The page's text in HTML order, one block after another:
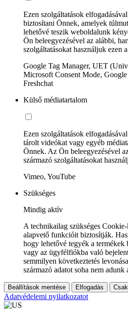
Ezen szolgáltatások
biztosítani Önnek, amelyek
lehetővé teszik weboldalunk
Ön beleegyezésével az alábbi,
szolgáltatásokat használjuk ezen
Google Tag Manager, UET
Microsoft Consent Mode,
Freshchat
Külső médiatartalom
Ezen szolgáltatások
tárolt videókat vagy egyéb
Önnek. Az Ön beleegyezésével
származó szolgáltatásokat
Vimeo, YouTube
Szükséges
Mindig aktív
A technikailag szükséges
alapvető funkcióit biztosítják.
hogy lehetővé tegyék a termékek
vagy az ügyfélfiókba való
semmilyen következtetés
származó adatot soha nem
Beállítások mentése Elfogadás
Adatvédelemi nyilatkozatot